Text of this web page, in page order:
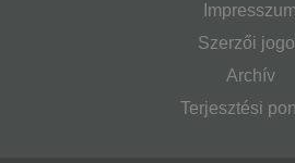
Impresszum
Szerzői
Archív
Terjesztési